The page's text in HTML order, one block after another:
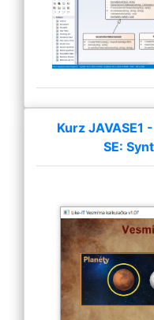
Kurz JAVASE1
SE: